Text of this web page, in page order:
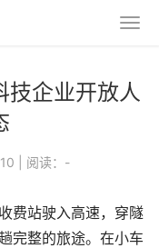
技企业开放人
阅读： -
费站驶入高速，穿隧
完整的旅途。在小车